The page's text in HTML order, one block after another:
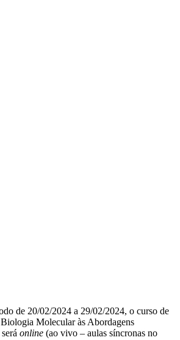
de 20/02/2024 a 29/02/2024, o curso de
Molecular às Abordagens
online (ao vivo – aulas síncronas no